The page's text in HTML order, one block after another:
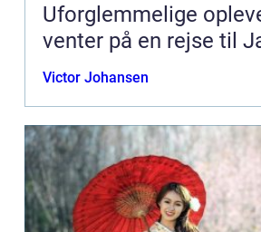
Uforglemmelige
venter på en rejse til
Victor Johansen